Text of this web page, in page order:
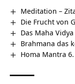
Meditation –
Die Frucht von
Das Maha
Brahmana das
Homa Mantra 6.